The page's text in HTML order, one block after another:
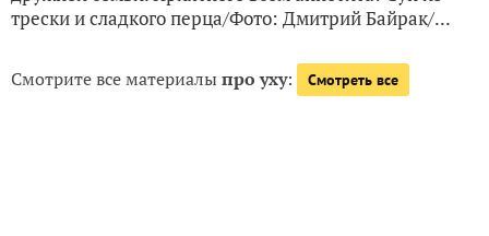
трески и сладкого перца/Фото: Дмитрий Байрак/...
Смотрите все материалыпро уху: Смотреть все